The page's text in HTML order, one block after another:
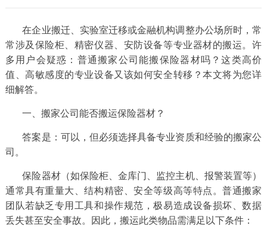
服
务
务
案
在企业搬迁、实验室迁移或金融机构调整办公场所时，常
常涉及保险柜、精密仪器、安防设备等专业器材的搬运。许
多用户会疑惑：普通搬家公司能搬保险器材吗？这类高价
值、高敏感度的专业设备又该如何安全转移？本文将为您详
细解答。
一、搬家公司能否搬运保险器材？
答案是：可以，但必须选择具备专业资质和经验的搬家公
司。
保险器材（如保险柜、金库门、监控主机、报警装置等）
通常具有重量大、结构精密、安全等级高等特点。普通搬家
团队若缺乏专用工具和操作规范，极易造成设备损坏、数据
丢失甚至安全事故。因此，搬运此类物品需满足以下条件：